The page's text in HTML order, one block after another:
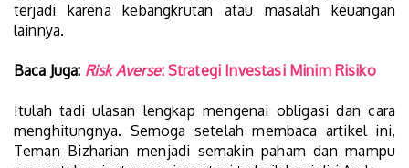
terjadi karena kebangkrutan atau masalah keuangan
lainnya.
Baca Juga: Risk Averse: Strategi Investasi Minim Risiko
Itulah tadi ulasan lengkap mengenai obligasi dan cara
menghitungnya. Semoga setelah membaca artikel ini,
Teman Bizharian menjadi semakin paham dan mampu